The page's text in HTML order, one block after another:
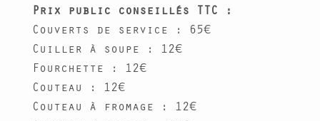
Prix public conseillés TTC :
Couverts de service : 65€
Cuiller à soupe : 12€
Fourchette : 12€
Couteau : 12€
Couteau à fromage : 12€